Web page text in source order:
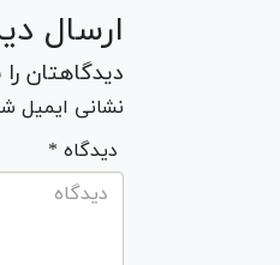
ارسال
دیدگاهتان
نشانی ایمیل
* دیدگاه